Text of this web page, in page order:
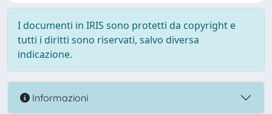
I documenti in IRIS sono protetti da copyright e
tutti i diritti sono riservati, salvo diversa
indicazione.
Informazioni